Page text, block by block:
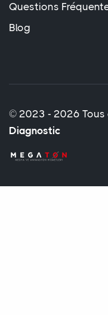
Questions
Blog
© 2023 - 2026 Tous
Diagnostic